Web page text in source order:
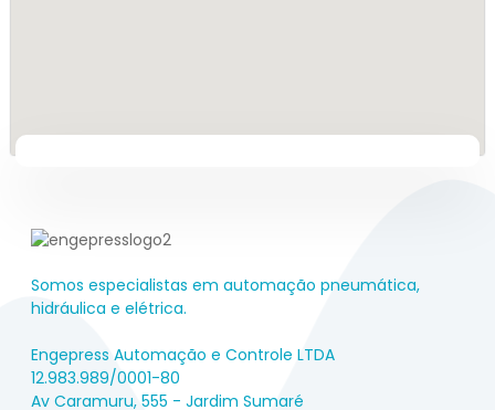
Somos especialistas em automação pneumática,
hidráulica e elétrica.
Engepress Automação e Controle LTDA
12.983.989/0001-80
Av Caramuru, 555 - Jardim Sumaré